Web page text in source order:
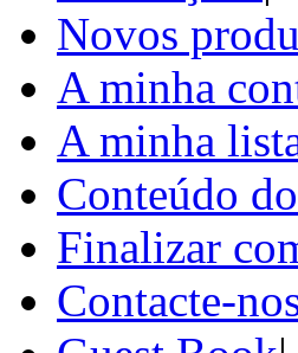
Novos
A minha
A minha
Conteúdo
Finalizar
Contacte-